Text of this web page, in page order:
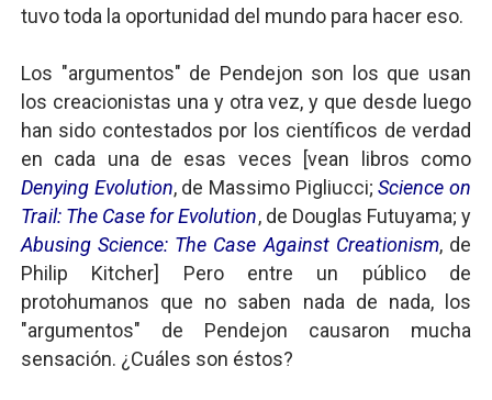
tuvo toda la oportunidad del mundo para hacer eso.
Los "argumentos" de Pendejon son los que usan
los creacionistas una y otra vez, y que desde luego
han sido contestados por los científicos de verdad
en cada una de esas veces [vean libros como
Denying Evolution, de Massimo Pigliucci;Science on
Trail: The Case for Evolution, de Douglas Futuyama; y
Abusing Science: The Case Against Creationism, de
Philip Kitcher] Pero entre un público de
protohumanos que no saben nada de nada, los
"argumentos" de Pendejon causaron mucha
sensación. ¿Cuáles son éstos?